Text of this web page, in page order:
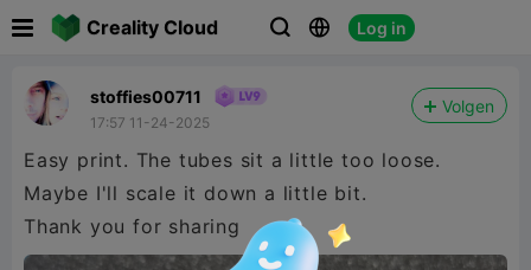
Creality Cloud   Log in
stoffies00711
17:57 11-24-2025
Volgen
Easy print. The tubes sit a little too loose.
Maybe I'll scale it down a little bit.
Thank you for sharing